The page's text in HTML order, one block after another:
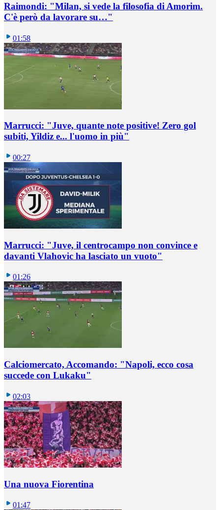
Raimondi: "Milan, si vede la filosofia di Amorim.
C'è però da lavorare su…"
01:58
Marrucci: "Juve, quante note positive! Zero gol
subiti, Yildiz e... l'uomo in più"
00:27
Marrucci: "Juve, il centrocampo non convince e
davanti Vlahovic ha lasciato un vuoto"
01:26
Calciomercato, Accomando: "Napoli, ecco cosa
succede con Lukaku"
02:03
Una nuova Fiorentina
01:47